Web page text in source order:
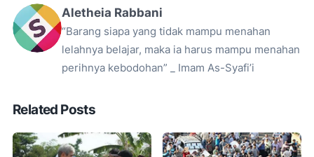
Aletheia Rabbani
“Barang siapa yang tidak mampu menahan
lelahnya belajar, maka ia harus mampu menahan
perihnya kebodohan” _ Imam As-Syafi’i
Related Posts